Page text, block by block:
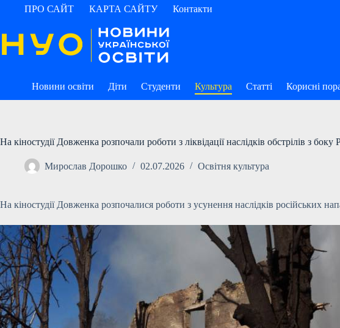
ПерейтиПРО САЙТ КАРТА САЙТУ Контакти
Новини освіти Діти Студенти Культура Статті Корисні
На кіностудії Довженка розпочали роботи з ліквідації наслідків обстрілів з боку
Мирослав Дорошко 02.07.2026 Освітня культура
На кіностудії Довженка розпочалися роботи з усунення наслідків російських